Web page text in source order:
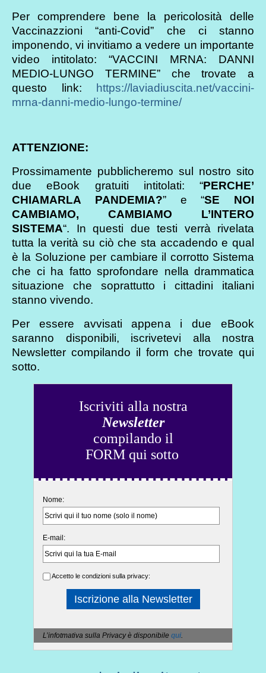
Per comprendere bene la pericolosità delle
Vaccinazzioni “anti-Covid” che ci stanno
imponendo, vi invitiamo a vedere un importante
video intitolato: “VACCINI MRNA: DANNI
MEDIO-LUNGO TERMINE” che trovate a
questo link: https://laviadiuscita.net/vaccini-
mrna-danni-medio-lungo-termine/
ATTENZIONE:
Prossimamente pubblicheremo sul nostro sito
due eBook gratuiti intitolati: “PERCHE’
CHIAMARLA PANDEMIA?” e “SE NOI
CAMBIAMO, CAMBIAMO L’INTERO
SISTEMA“. In questi due testi verrà rivelata
tutta la verità su ciò che sta accadendo e qual
è la Soluzione per cambiare il corrotto Sistema
che ci ha fatto sprofondare nella drammatica
situazione che soprattutto i cittadini italiani
stanno vivendo.
Per essere avvisati appena i due eBook
saranno disponibili, iscrivetevi alla nostra
Newsletter compilando il form che trovate qui
sotto.
Iscriviti alla nostra
Newsletter
compilando il
FORM qui sotto
Nome:
E-mail:
Accetto le condizioni sulla privacy:
L’infotmativa sulla Privacy è disponibile qui.